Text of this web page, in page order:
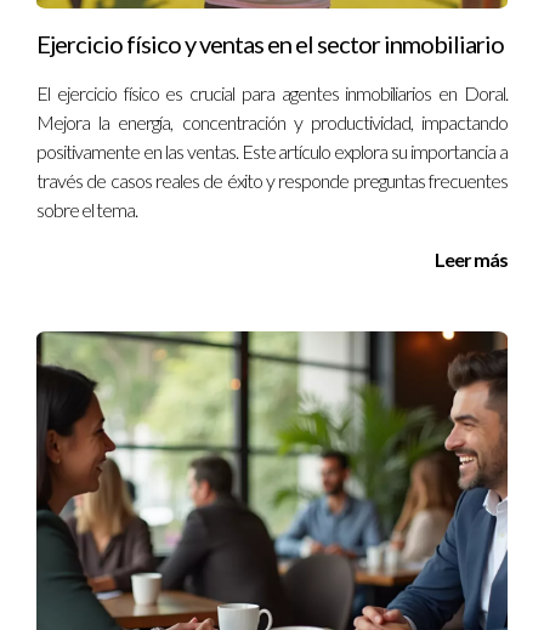
Ejercicio físico y ventas en el sector inmobiliario
El ejercicio físico es crucial para agentes inmobiliarios en Doral.
Mejora la energía, concentración y productividad, impactando
positivamente en las ventas. Este artículo explora su importancia a
través de casos reales de éxito y responde preguntas frecuentes
sobre el tema.
Leer más